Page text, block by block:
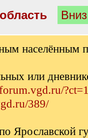
населённым
или
389/
Ярославской